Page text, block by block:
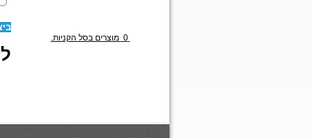
0 מוצרים בסל הקניות.